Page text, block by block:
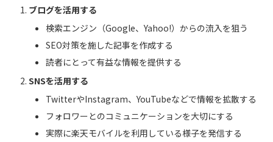
ブログを活用する
検索エンジン（Google、Yahoo!）からの流入を狙う
SEO対策を施した記事を作成する
読者にとって有益な情報を提供する
SNSを活用する
TwitterやInstagram、YouTubeなどで情報を拡散する
フォロワーとのコミュニケーションを大切にする
実際に楽天モバイルを利用している様子を発信する